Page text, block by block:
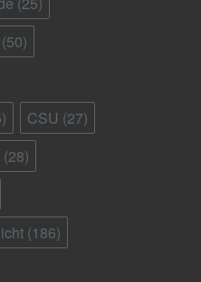
(50)
CSU (27)
(28)
(186)